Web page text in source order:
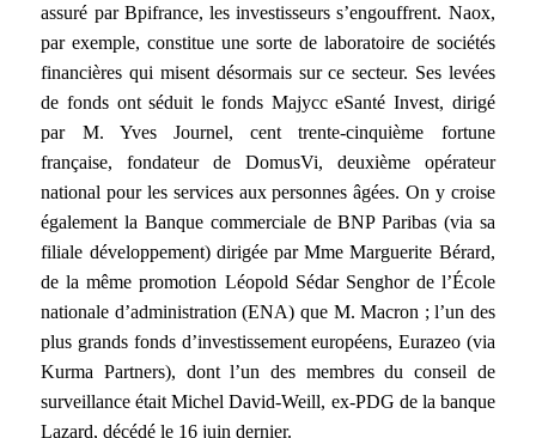
assuré par Bpifrance, les investisseurs s’engouffrent. Naox,
par exemple, constitue une sorte de laboratoire de sociétés
financières qui misent désormais sur ce secteur. Ses levées
de fonds ont séduit le fonds Majycc eSanté Invest, dirigé
par M. Yves Journel, cent trente-cinquième fortune
française, fondateur de DomusVi, deuxième opérateur
national pour les services aux personnes âgées. On y croise
également la Banque commerciale de BNP Paribas (via sa
filiale développement) dirigée par Mme Marguerite Bérard,
de la même promotion Léopold Sédar Senghor de l’École
nationale d’administration (ENA) que M. Macron ; l’un des
plus grands fonds d’investissement européens, Eurazeo (via
Kurma Partners), dont l’un des membres du conseil de
surveillance était Michel David-Weill, ex-PDG de la banque
Lazard, décédé le 16 juin dernier.